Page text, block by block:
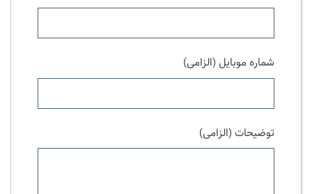
شماره موبایل (الزامی)
توضیحات (الزامی)